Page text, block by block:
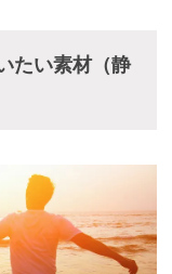
たい素材（静